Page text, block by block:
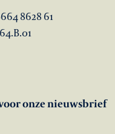
8628 61
onze nieuwsbrief